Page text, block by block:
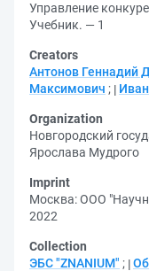
Управление
Учебник. — 1
Creators
Антонов Геннадий
Максимович ;
Organization
Новгородский
Ярослава Мудрого
Imprint
Москва: ООО
2022
Collection
ЭБС "ZNANIUM" ;